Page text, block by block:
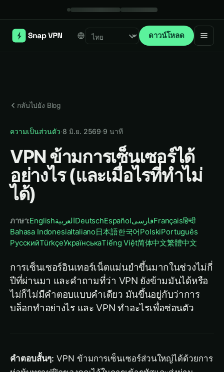
Select language ดาวน์โหลด
กลับไปยัง Blog
ความเป็นส่วนตัว·8 มิ.ย. 2569·9 นาที
VPN ข้ามการเซ็นเซอร์ได้
อย่างไร (และเมื่อไรที่ทำไม่
ได้)
ภาษา:EnglishالعربيةDeutschEspañolفارسیFrançaisहिन्दी
Bahasa IndonesiaItaliano日本語한국어PolskiPortuguês
РусскийTürkçeУкраїнськаTiếng Việt简体中文繁體中文
การเซ็นเซอร์อินเทอร์เน็ตแม่นยำขึ้นมากในช่วงไม่กี่
ปีที่ผ่านมา และคำถามที่ว่า VPN ยังข้ามมันได้หรือ
ไม่ก็ไม่มีคำตอบแบบคำเดียว มันขึ้นอยู่กับว่าการ
บล็อกทำอย่างไร และ VPN ทำอะไรเพื่อซ่อนตัว
คำตอบสั้นๆ: VPN ข้ามการเซ็นเซอร์ส่วนใหญ่ได้ด้วยการ